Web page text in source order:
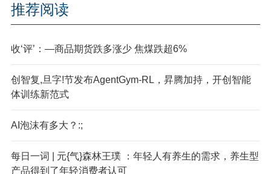
推荐阅读
收‘评’：—商品期货跌多涨少 焦煤跌超6%
创智复,旦字!节发布AgentGym-RL，昇腾加持，开创智能
体训练新范式
AI泡沫有多大？:;
每日一词 | 元{气}森林王璞 ：年轻人有养生的需求，养生型
产品得到了年轻消费者认可